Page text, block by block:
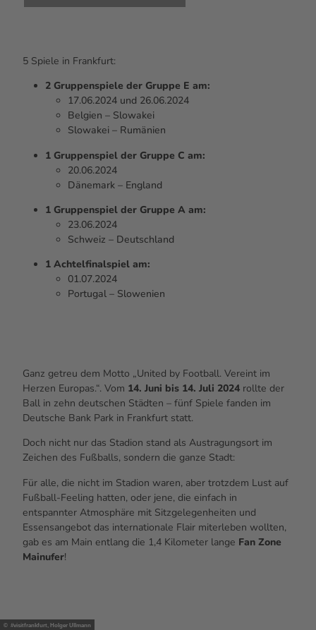
5 Spiele in Frankfurt:
2 Gruppenspiele der Gruppe E am:
17.06.2024 und 26.06.2024
Belgien – Slowakei
Slowakei – Rumänien
1 Gruppenspiel der Gruppe C am:
20.06.2024
Dänemark – England
1 Gruppenspiel der Gruppe A am:
23.06.2024
Schweiz – Deutschland
1 Achtelfinalspiel am:
01.07.2024
Portugal – Slowenien
Ganz getreu dem Motto „United by Football. Vereint im
Herzen Europas.“. Vom 14. Juni bis 14. Juli 2024 rollte der
Ball in zehn deutschen Städten – fünf Spiele fanden im
Deutsche Bank Park in Frankfurt statt.
Doch nicht nur das Stadion stand als Austragungsort im
Zeichen des Fußballs, sondern die ganze Stadt:
Für alle, die nicht im Stadion waren, aber trotzdem Lust auf
Fußball-Feeling hatten, oder jene, die einfach in
entspannter Atmosphäre mit Sitzgelegenheiten und
Essensangebot das internationale Flair miterleben wollten,
gab es am Main entlang die 1,4 Kilometer lange Fan Zone
Mainufer!
© #visitfrankfurt, Holger Ullmann